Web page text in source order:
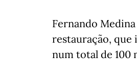
Fernando
restauração, que
num total de 100